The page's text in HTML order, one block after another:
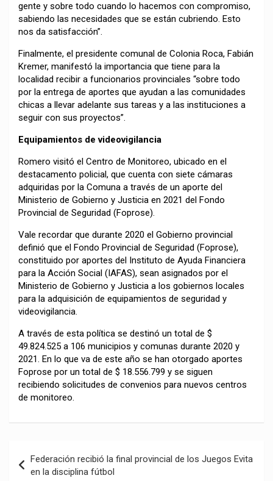
gente y sobre todo cuando lo hacemos con compromiso,
sabiendo las necesidades que se están cubriendo. Esto
nos da satisfacción”.
Finalmente, el presidente comunal de Colonia Roca, Fabián
Kremer, manifestó la importancia que tiene para la
localidad recibir a funcionarios provinciales “sobre todo
por la entrega de aportes que ayudan a las comunidades
chicas a llevar adelante sus tareas y a las instituciones a
seguir con sus proyectos”.
Equipamientos de videovigilancia
Romero visitó el Centro de Monitoreo, ubicado en el
destacamento policial, que cuenta con siete cámaras
adquiridas por la Comuna a través de un aporte del
Ministerio de Gobierno y Justicia en 2021 del Fondo
Provincial de Seguridad (Foprose).
Vale recordar que durante 2020 el Gobierno provincial
definió que el Fondo Provincial de Seguridad (Foprose),
constituido por aportes del Instituto de Ayuda Financiera
para la Acción Social (IAFAS), sean asignados por el
Ministerio de Gobierno y Justicia a los gobiernos locales
para la adquisición de equipamientos de seguridad y
videovigilancia.
A través de esta política se destinó un total de $
49.824.525 a 106 municipios y comunas durante 2020 y
2021. En lo que va de este año se han otorgado aportes
Foprose por un total de $ 18.556.799 y se siguen
recibiendo solicitudes de convenios para nuevos centros
de monitoreo.
de
Federación recibió la final provincial de los Juegos Evita
en la disciplina fútbol